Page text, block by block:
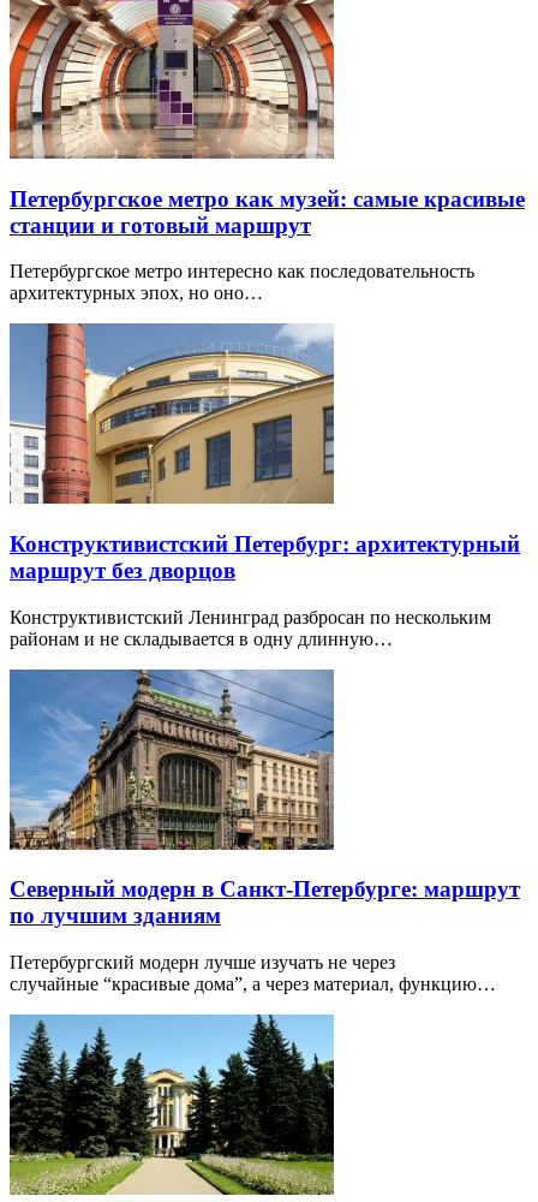
Петербургское метро как музей: самые красивые
станции и готовый маршрут
Петербургское метро интересно как последовательность
архитектурных эпох, но оно…
Конструктивистский Петербург: архитектурный
маршрут без дворцов
Конструктивистский Ленинград разбросан по нескольким
районам и не складывается в одну длинную…
Северный модерн в Санкт-Петербурге: маршрут
по лучшим зданиям
Петербургский модерн лучше изучать не через
случайные “красивые дома”, а через материал, функцию…